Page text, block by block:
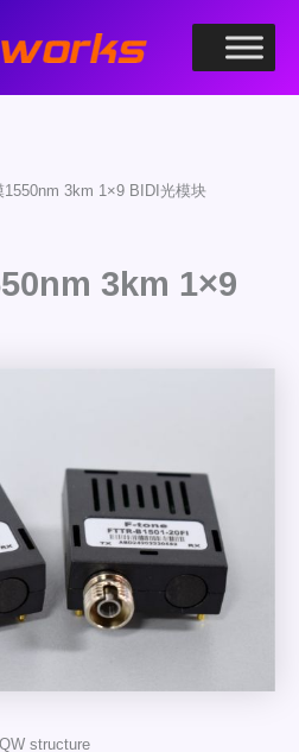
1550nm 3km 1×9 BIDI光模块
3km 1×9
structure